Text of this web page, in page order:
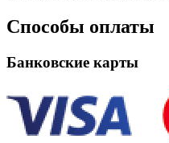
Способы оплаты
Банковские карты